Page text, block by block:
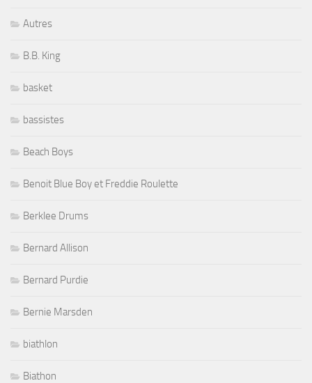
Autres
B.B. King
basket
bassistes
Beach Boys
Benoit Blue Boy et Freddie Roulette
Berklee Drums
Bernard Allison
Bernard Purdie
Bernie Marsden
biathlon
Biathon